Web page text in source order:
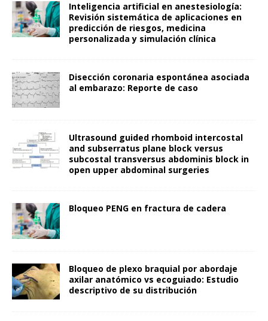
Inteligencia artificial en anestesiología:
Revisión sistemática de aplicaciones en
predicción de riesgos, medicina
personalizada y simulación clínica
Disección coronaria espontánea asociada
al embarazo: Reporte de caso
Ultrasound guided rhomboid intercostal
and subserratus plane block versus
subcostal transversus abdominis block in
open upper abdominal surgeries
Bloqueo PENG en fractura de cadera
Bloqueo de plexo braquial por abordaje
axilar anatómico vs ecoguiado: Estudio
descriptivo de su distribución